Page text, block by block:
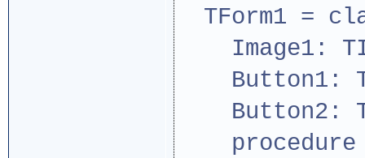
TForm1 =
Image1:
Button1:
Button2:
procedure